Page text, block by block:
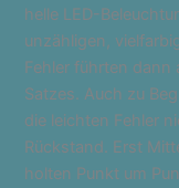
helle LED-
unzähligen,
Fehler führten dann
Satzes. Auch zu
die leichten Fehler
Rückstand. Erst
holten Punkt um